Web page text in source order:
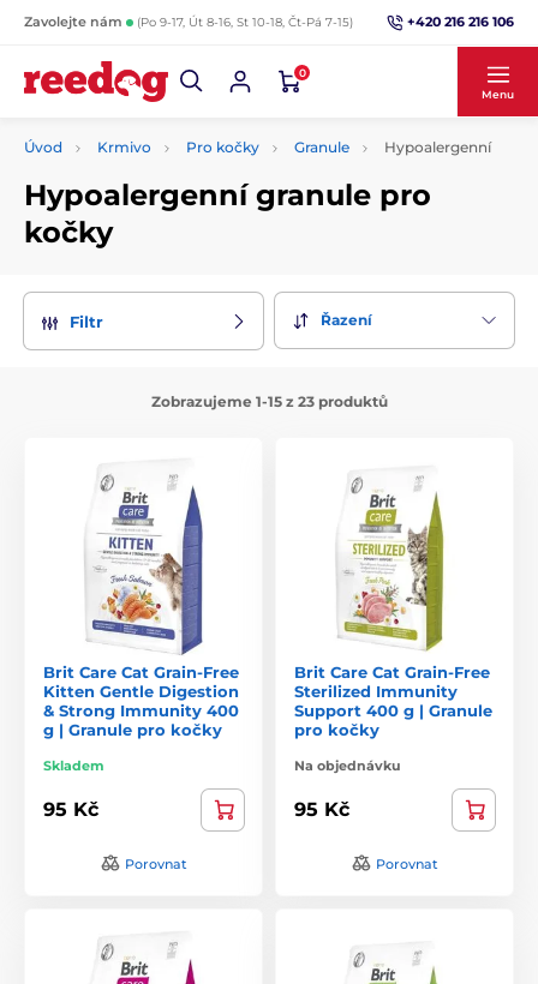
Zavolejte nám (Po 9-17, Út 8-16, St 10-18, Čt-Pá 7-15) +420 216 216 106
0
Menu
Úvod Krmivo Pro kočky Granule Hypoalergenní
Hypoalergenní granule pro
kočky
Filtr Řazení
Zobrazujeme 1-15 z 23 produktů
Brit Care Cat Grain-Free
Kitten Gentle Digestion
& Strong Immunity 400
g | Granule pro kočky
Skladem
95 Kč
Porovnat
Brit Care Cat Grain-Free
Sterilized Immunity
Support 400 g | Granule
pro kočky
Na objednávku
95 Kč
Porovnat